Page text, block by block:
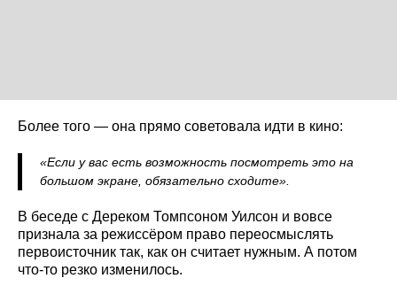
Более того — она прямо советовала идти в кино:
«Если у вас есть возможность посмотреть это на
большом экране, обязательно сходите».
В беседе с Дереком Томпсоном Уилсон и вовсе
признала за режиссёром право переосмыслять
первоисточник так, как он считает нужным. А потом
что-то резко изменилось.